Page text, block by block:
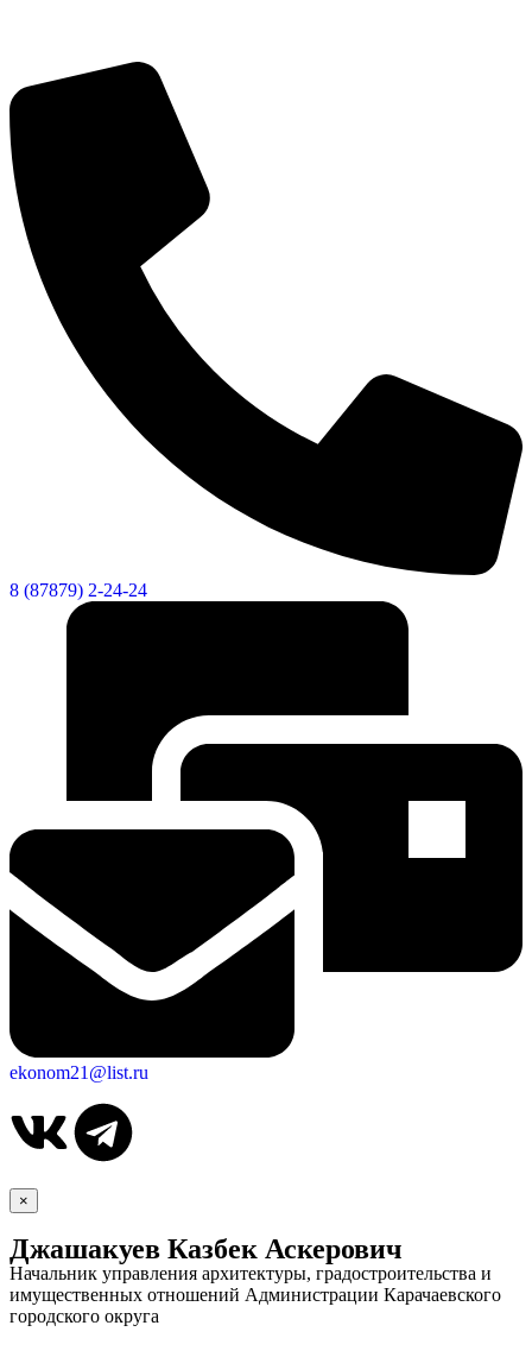
8 (87879) 2-24-24
ekonom21@list.ru
×
Джашакуев Казбек Аскерович
Начальник управления архитектуры, градостроительства и
имущественных отношений Администрации Карачаевского
городского округа